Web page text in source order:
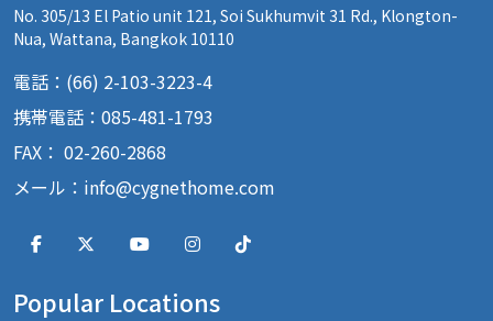
No. 305/13 El Patio unit 121, Soi Sukhumvit 31 Rd., Klongton-
Nua, Wattana, Bangkok 10110
電話：(66) 2-103-3223-4
携帯電話：085-481-1793
FAX： 02-260-2868
メール： info@cygnethome.com
Popular Locations